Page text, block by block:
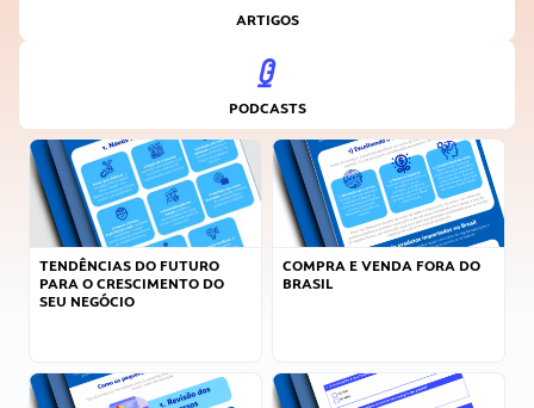
ARTIGOS
PODCASTS
TENDÊNCIAS DO FUTURO
PARA O CRESCIMENTO DO
SEU NEGÓCIO
COMPRA E VENDA FORA DO
BRASIL